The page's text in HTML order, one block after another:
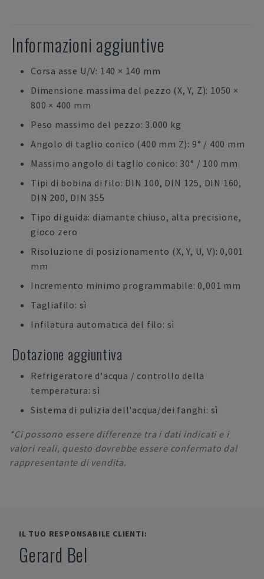
Informazioni aggiuntive
Corsa asse U/V: 140 × 140 mm
Dimensione massima del pezzo (X, Y, Z): 1050 ×
800 × 400 mm
Peso massimo del pezzo: 3.000 kg
Angolo di taglio conico (400 mm Z): 9° / 400 mm
Massimo angolo di taglio conico: 30° / 100 mm
Tipi di bobina di filo: DIN 100, DIN 125, DIN 160,
DIN 200, DIN 355
Tipo di guida: diamante chiuso, alta precisione,
gioco zero
Risoluzione di posizionamento (X, Y, U, V): 0,001
mm
Incremento minimo programmabile: 0,001 mm
Tagliafilo: sì
Infilatura automatica del filo: sì
Dotazione aggiuntiva
Refrigeratore d'acqua / controllo della
temperatura: sì
Sistema di pulizia dell'acqua/dei fanghi: sì
*Ci possono essere differenze tra i dati indicati e i
valori reali, questo dovrebbe essere confermato dal
rappresentante di vendita.
IL TUO RESPONSABILE CLIENTI:
Gerard Bel